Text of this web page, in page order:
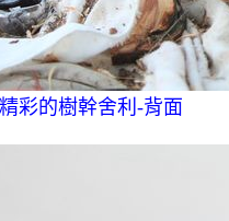
彩的樹幹舍利-背面